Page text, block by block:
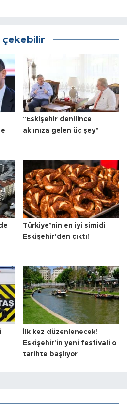
çekebilir
"Eskişehir denilince
aklınıza gelen üç şey"
Türkiye’nin en iyi simidi
Eskişehir’den çıktı!
İlk kez düzenlenecek!
Eskişehir'in yeni festivali o
tarihte başlıyor